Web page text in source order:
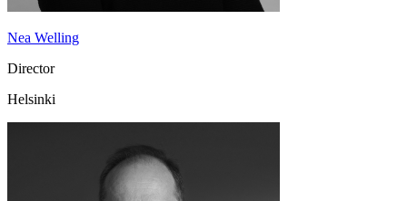
Nea Welling
Director
Helsinki